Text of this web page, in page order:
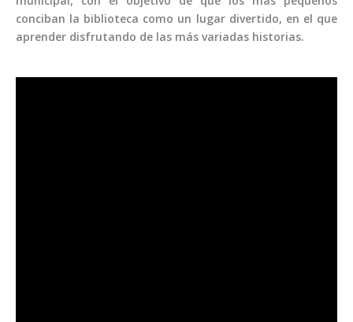
conciban la biblioteca como un lugar divertido, en el que
aprender disfrutando de las más variadas historias.